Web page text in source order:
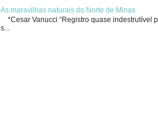
As maravilhas naturais do Norte de Minas
*Cesar Vanucci “Registro quase indestrutível
s...